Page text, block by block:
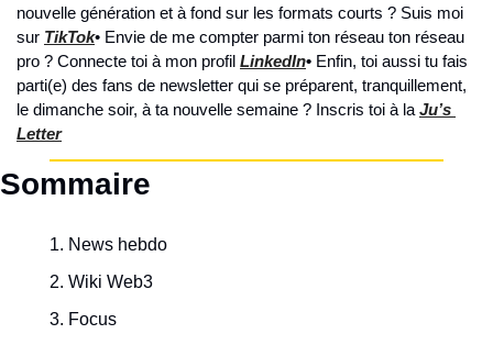
nouvelle génération et à fond sur les formats courts ? Suis moi
sur TikTok• Envie de me compter parmi ton réseau ton réseau
pro ? Connecte toi à mon profil LinkedIn• Enfin, toi aussi tu fais
parti(e) des fans de newsletter qui se préparent, tranquillement,
le dimanche soir, à ta nouvelle semaine ? Inscris toi à la Ju’s
Letter
Sommaire
News hebdo
Wiki Web3
Focus